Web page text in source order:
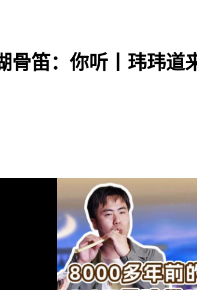
骨笛：你听丨玮玮道